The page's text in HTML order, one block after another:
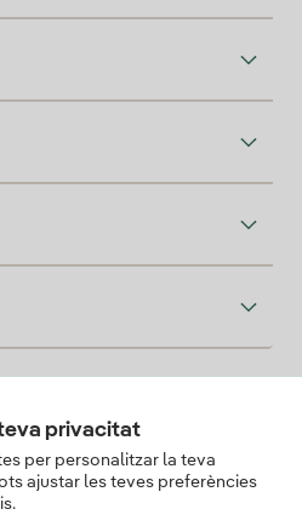
privacitat
per personalitzar la teva
ajustar les teves preferències